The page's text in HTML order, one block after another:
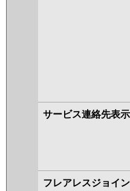
サービス連絡先表示
フレアレスジョイン